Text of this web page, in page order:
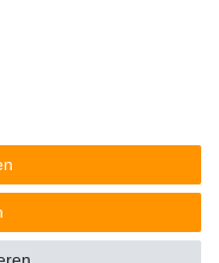
werden darf.
Blei
Masseprozent
Hinweise.